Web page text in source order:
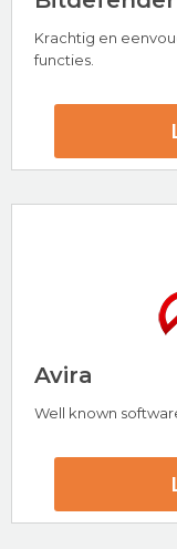
Hoogtepunten
30 dagen-geld-
McAfee
Krachtig en
functies.
30 dagen-geld-
Bitdefender
Avira
Well known